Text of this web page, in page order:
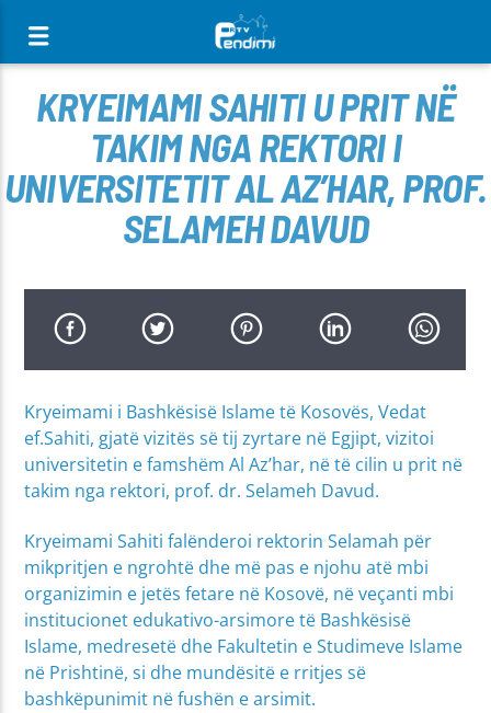
KRYEIMAMI SAHITI U PRIT NË
TAKIM NGA REKTORI I
UNIVERSITETIT AL AZ’HAR, PROF.
SELAMEH DAVUD
Kryeimami i Bashkësisë Islame të Kosovës, Vedat
ef.Sahiti, gjatë vizitës së tij zyrtare në Egjipt, vizitoi
universitetin e famshëm Al Az’har, në të cilin u prit në
takim nga rektori, prof. dr. Selameh Davud.
Kryeimami Sahiti falënderoi rektorin Selamah për
mikpritjen e ngrohtë dhe më pas e njohu atë mbi
organizimin e jetës fetare në Kosovë, në veçanti mbi
institucionet edukativo-arsimore të Bashkësisë
Islame, medresetë dhe Fakultetin e Studimeve Islame
në Prishtinë, si dhe mundësitë e rritjes së
bashkëpunimit në fushën e arsimit.